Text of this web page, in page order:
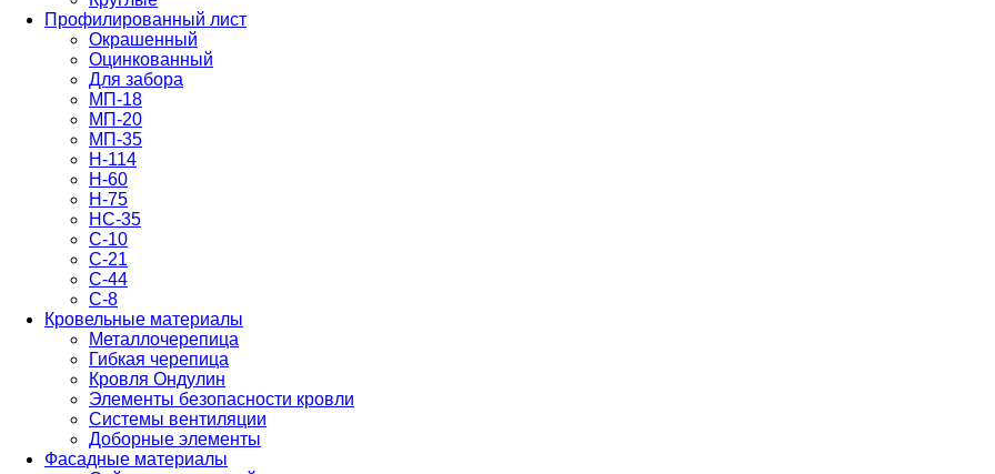
Профилированный лист
Окрашенный
Оцинкованный
Для забора
МП-18
МП-20
МП-35
Н-114
Н-60
Н-75
НС-35
С-10
С-21
С-44
С-8
Кровельные материалы
Металлочерепица
Гибкая черепица
Кровля Ондулин
Элементы безопасности кровли
Системы вентиляции
Доборные элементы
Фасадные материалы